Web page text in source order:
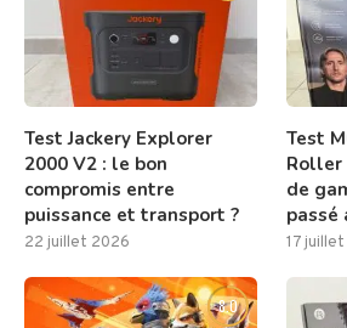
Test Jackery Explorer
2000 V2 : le bon
compromis entre
puissance et transport ?
22 juillet 2026
Test
Roller
de
passé
17
8.0